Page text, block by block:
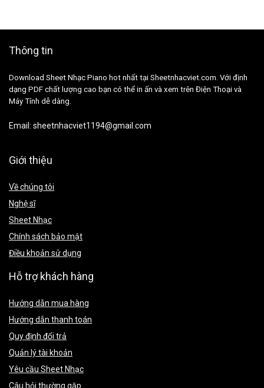
Thông tin
Download Sheet Nhạc Piano hot nhất tại Sheetnhacviet.com. Với định
dạng PDF chất lượng cao bạn có thể in ấn và xem trên Điện Thoại và
Máy Tính dễ dàng.
Email: sheetnhacviet1194@gmail.com
Giới thiệu
Về chúng tôi
Nghệ sĩ
Sheet Nhạc
Chính sách bảo mật
Điều khoản sử dụng
Hỗ trợ khách hàng
Hướng dẫn mua hàng
Hướng dẫn thanh toán
Quy định đổi trả
Quản lý tài khoản
Yêu cầu Sheet Nhạc
Câu hỏi thường gặp